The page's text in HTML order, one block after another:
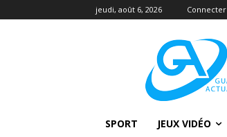
jeudi, août 6, 2026
SPORT JEUX VIDÉO